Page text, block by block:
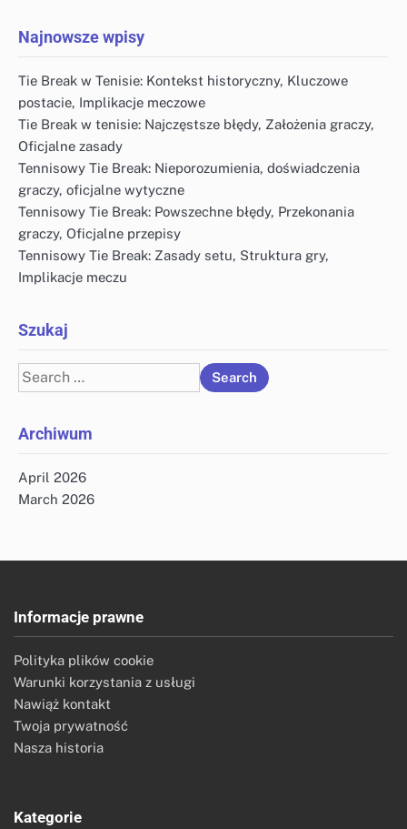
Najnowsze wpisy
Tie Break w Tenisie: Kontekst historyczny, Kluczowe
postacie, Implikacje meczowe
Tie Break w tenisie: Najczęstsze błędy, Założenia graczy,
Oficjalne zasady
Tennisowy Tie Break: Nieporozumienia, doświadczenia
graczy, oficjalne wytyczne
Tennisowy Tie Break: Powszechne błędy, Przekonania
graczy, Oficjalne przepisy
Tennisowy Tie Break: Zasady setu, Struktura gry,
Implikacje meczu
Szukaj
Search
for:
Archiwum
April 2026
March 2026
Informacje prawne
Polityka plików cookie
Warunki korzystania z usługi
Nawiąż kontakt
Twoja prywatność
Nasza historia
Kategorie